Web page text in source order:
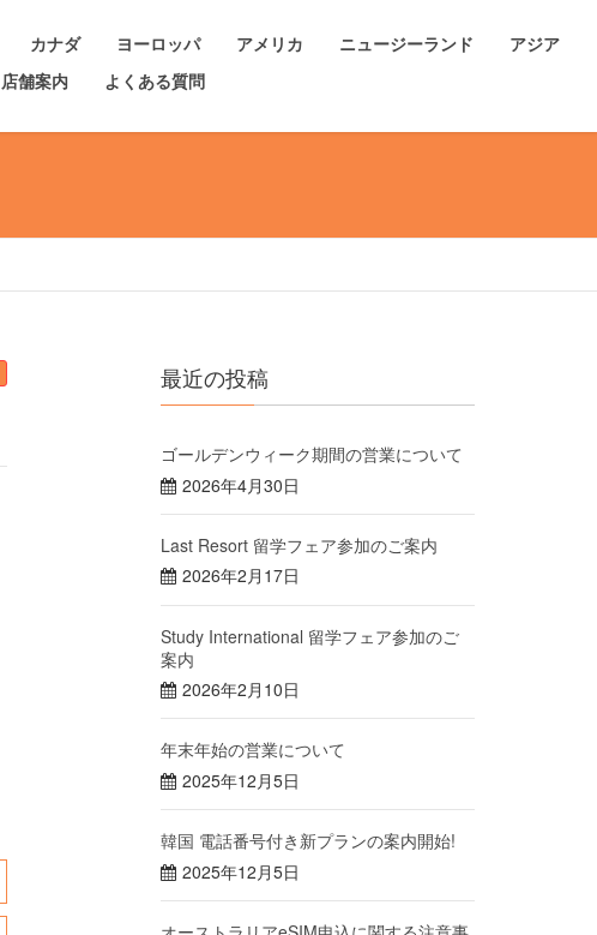
カナダ ヨーロッパ アメリカ ニュージーランド
アジア
店舗案内 よくある質問
最近の投稿
ゴールデンウィーク期間の営業について
2026年4月30日
Last Resort 留学フェア参加のご案内
2026年2月17日
Study International 留学フェア参加のご
案内
2026年2月10日
年末年始の営業について
2025年12月5日
韓国 電話番号付き新プランの案内開始!
2025年12月5日